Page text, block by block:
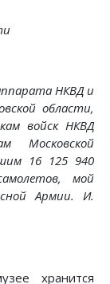
НКВД и
области,
войск НКВД
Московской
16 125 940
мой
Армии. И.
хранится